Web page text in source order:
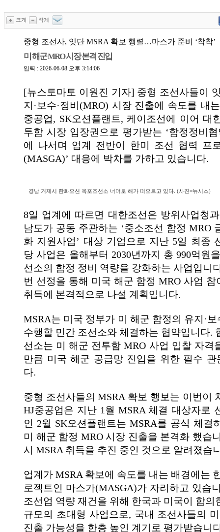
크게 작게
중형 조선사, 잇단 MSRA 확보 행렬…마스가 준비 ‘착착’
미 해군 MRO 시장 본격 진입
입력 : 2026-06-08 오후 3:14:06
[뉴스토마토 이원진 기자] 중형 조선사들이
지·보수·정비(MRO) 시장 진출에 속도를 내
중공업, SK오션플랜트, 케이조선에 이어 대
투함 시장 입장권으로 평가받는 ‘함정정비협
에 나서며 업계 전반이 한미 조선 협력 프
(MASGA)’ 대응에 박차를 가하고 있습니다.
경남 거제시 한화오션 옥포조선소 너머로 해가 떠오르고 있다. (사진=뉴시스)
8일 업계에 따르면 대한조선은 방위사업청과
남도가 공동 주관하는 ‘중소조선 함정 MRO
화 지원사업’ 대상 기업으로 지난 5일 최종
당 사업은 올해부터 2030년까지 총 990억원
선소의 함정 정비 역량을 강화하는 사업입니
번 선정을 통해 미국 해군 함정 MRO 사업 참
취득에 본격적으로 나설 계획입니다.
MSRA는 미국 정부가 미 해군 함정의 유지·보
수행할 민간 조선소와 체결하는 협약입니다.
선소는 미 해군 전투함 MRO 사업 입찰 자격
만큼 미국 해군 공급망 진입을 위한 필수 관
다.
중형 조선사들의 MSRA 확보 행보는 이번이
HJ중공업은 지난 1월 MSRA 체결 대상자로
인 2월 SK오션플랜트는 MSRA를 공식 체결
미 해군 함정 MRO 시장 진출을 본격화 했습
시 MSRA 취득을 추진 중인 것으로 알려졌습
업계가 MSRA 확보에 속도를 내는 배경에는
로젝트인 마스가(MASGA)가 자리하고 있습
조선업 역량 재건을 위해 한국과 미국이 합의
규모의 초대형 사업으로, 국내 조선사들의
진출 가능성을 한층 높인 계기로 평가받습니